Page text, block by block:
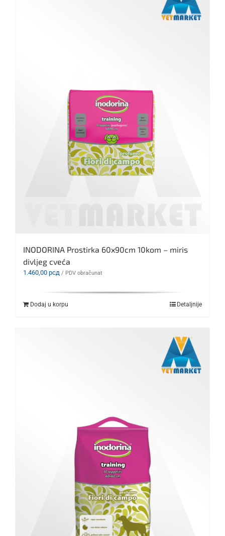
INODORINA Prostirka 60x90cm 10kom – miris
divljeg cveća
1.460,00 рсд / PDV obračunat
Dodaj u korpu Detaljnije